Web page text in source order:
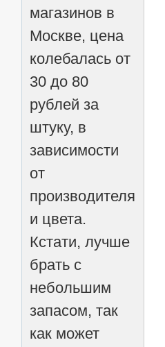
магазинов в
Москве, цена
колебалась от
30 до 80
рублей за
штуку, в
зависимости
от
производителя
и цвета.
Кстати, лучше
брать с
небольшим
запасом, так
как может